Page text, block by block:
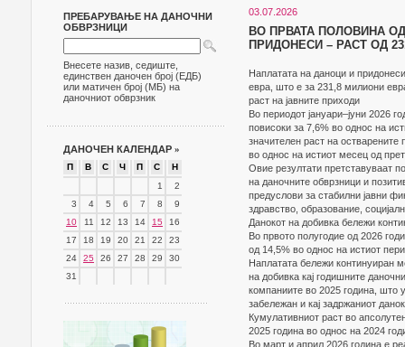
ПРЕБАРУВАЊЕ НА ДАНОЧНИ
ОБВРЗНИЦИ
Внесете назив, седиште,
единствен даночен број (ЕДБ)
или матичен број (МБ) на
даночниот обврзник
ДАНОЧЕН КАЛЕНДАР »
П В С Ч П С
Н
1
2
3
4 5 6 7 8
9
10
11 12 13 14 15
16
17
18 19 20 21 22
23
24
25 26 27 28 29
30
31
03.07.2026
ВО ПРВАТА ПОЛОВИНА
ПРИДОНЕСИ – РАСТ ОД
Наплатата на даноци и
евра, што е за 231,8 милиони
раст на јавните приходи
Во периодот јануари–јуни 2026
повисоки за 7,6% во однос на
значителен раст на
во однос на истиот месец од
Овие резултати претставуваат
на даночните обврзници и
предуслови за стабилни јавни
здравство, образование,
Данокот на добивка бележи
Во првото полугодие од 2026
од 14,5% во однос на истиот
Наплатата бележи континуиран
на добивка кај годишните
компаниите во 2025 година, што
забележан и кај задржаниот
Кумулативниот раст во
2025 година во однос на 2024
Во март и април 2026 година е